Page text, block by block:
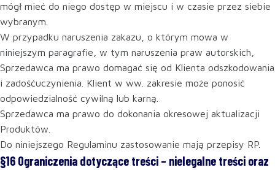
mógł mieć do niego dostęp w miejscu i w czasie przez siebie
wybranym.
W przypadku naruszenia zakazu, o którym mowa w
niniejszym paragrafie, w tym naruszenia praw autorskich,
Sprzedawca ma prawo domagać się od Klienta odszkodowania
i zadośćuczynienia. Klient w ww. zakresie może ponosić
odpowiedzialność cywilną lub karną.
Sprzedawca ma prawo do dokonania okresowej aktualizacji
Produktów.
Do niniejszego Regulaminu zastosowanie mają przepisy RP.
§16 Ograniczenia dotyczące treści – nielegalne treści oraz